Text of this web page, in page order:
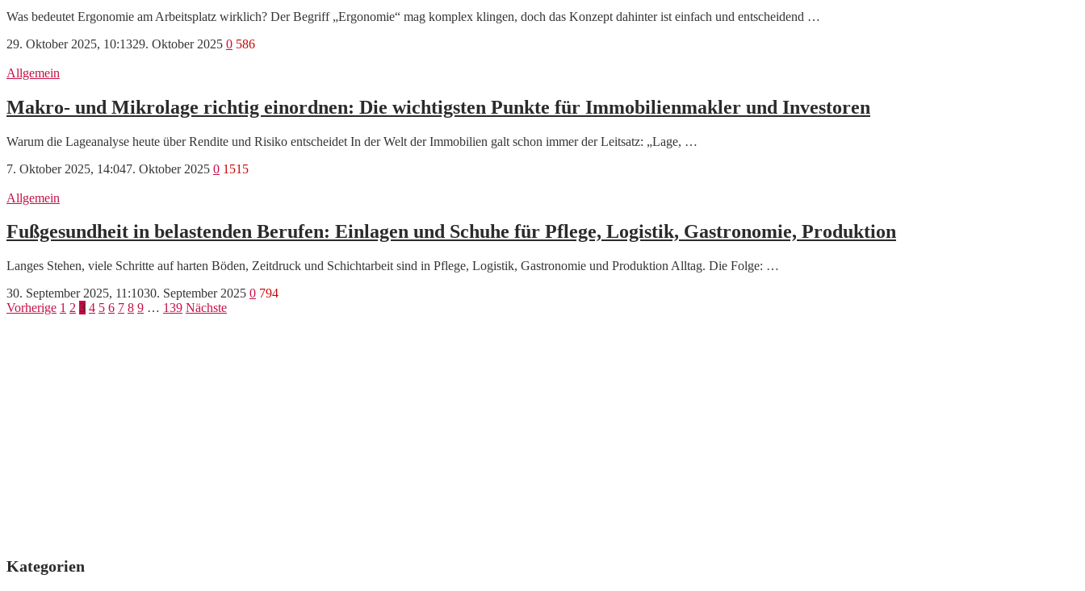
Was bedeutet Ergonomie am Arbeitsplatz wirklich? Der Begriff „Ergonomie“ mag komplex klingen, doch das Konzept dahinter ist einfach und entscheidend …
29. Oktober 2025, 10:1329. Oktober 2025 0 586
Allgemein
Makro- und Mikrolage richtig einordnen: Die wichtigsten Punkte für Immobilienmakler und Investoren
Warum die Lageanalyse heute über Rendite und Risiko entscheidet In der Welt der Immobilien galt schon immer der Leitsatz: „Lage, …
7. Oktober 2025, 14:047. Oktober 2025 0 1515
Allgemein
Fußgesundheit in belastenden Berufen: Einlagen und Schuhe für Pflege, Logistik, Gastronomie, Produktion
Langes Stehen, viele Schritte auf harten Böden, Zeitdruck und Schichtarbeit sind in Pflege, Logistik, Gastronomie und Produktion Alltag. Die Folge: …
30. September 2025, 11:1030. September 2025 0 794
Seitennummerierung
Vorherige 1 2 3 4 5 6 7 8 9 … 139 Nächste
Kategorien